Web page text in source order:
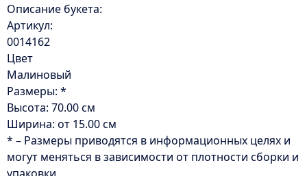
Описание букета:
Артикул:
0014162
Цвет
Малиновый
Размеры: *
Высота: 70.00 см
Ширина: от 15.00 см
* – Размеры приводятся в информационных целях и
могут меняться в зависимости от плотности сборки и